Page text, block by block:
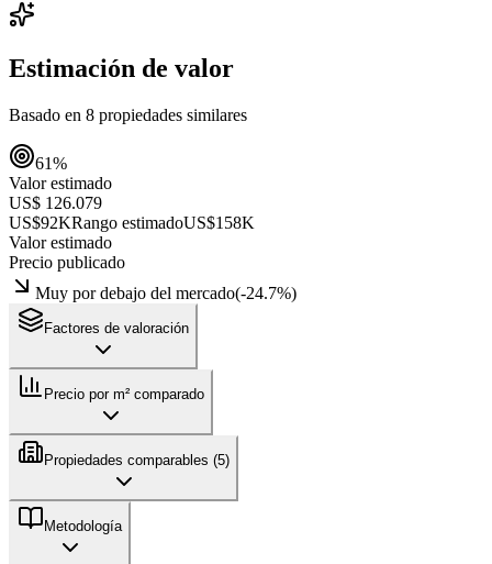
Estimación de valor
Basado en 8 propiedades similares
61%
Valor estimado
US$ 126.079
US$92KRango estimadoUS$158K
Valor estimado
Precio publicado
Muy por debajo del mercado(-24.7%)
Factores de valoración
Precio por m² comparado
Propiedades comparables (5)
Metodología